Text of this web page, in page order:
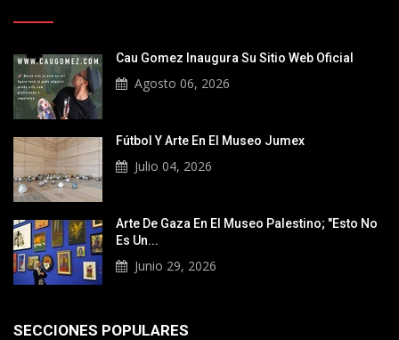
Cau Gomez Inaugura Su Sitio Web Oficial
Agosto 06, 2026
Fútbol Y Arte En El Museo Jumex
Julio 04, 2026
Arte De Gaza En El Museo Palestino; "Esto No
Es Un...
Junio 29, 2026
SECCIONES POPULARES